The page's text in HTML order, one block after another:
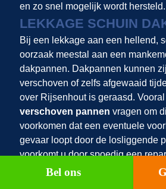
en zo snel mogelijk wordt hersteld.
LEKKAGE SCHUIN
Bij een lekkage aan een hellend,
oorzaak meestal aan een
dakpannen. Dakpannen kunnen
verschoven of zelfs afgewaaid
over Rijsenhout is geraasd.
verschoven pannen vragen om
voorkomen dat een eventuele
gevaar loopt door de losliggende
voorkomt u door spoedig een
mogelijke waterschade en
Bel ons